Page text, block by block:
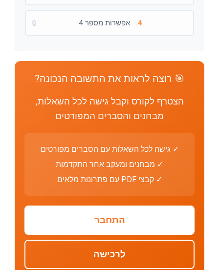
4. אפשרות מספר 4. 🔒
🎯 רוצה לראות את התשובה הנכונה?
הצטרף לקורס וקבל גישה לכל השאלות,
מבחנים והסברים המפורטים
✓ גישה לכל השאלות עם הסברים מפורטים
✓ מבחנים ומעקב אחר התקדמות
✓ קבצי PDF עם פתרונות מלאים
התחבר
לרכישה